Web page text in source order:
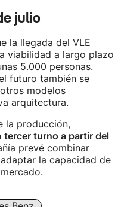
julio
la llegada del VLE
viabilidad a largo plazo
5.000 personas.
futuro también se
modelos
arquitectura.
la producción,
tercer turno a partir del
prevé combinar
la capacidad de